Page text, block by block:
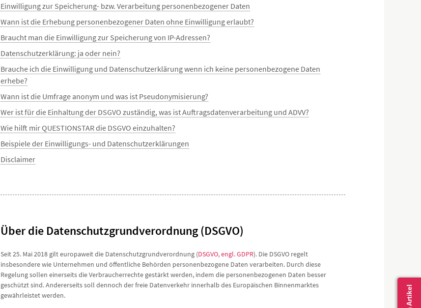
Einwilligung zur Speicherung- bzw. Verarbeitung personenbezogener Daten
Wann ist die Erhebung personenbezogener Daten ohne Einwilligung erlaubt?
Braucht man die Einwilligung zur Speicherung von IP-Adressen?
Datenschutzerklärung: ja oder nein?
Brauche ich die Einwilligung und Datenschutzerklärung wenn ich keine personenbezogene Daten
erhebe?
Wann ist die Umfrage anonym und was ist Pseudonymisierung?
Wer ist für die Einhaltung der DSGVO zuständig, was ist Auftragsdatenverarbeitung und ADVV?
Wie hilft mir QUESTIONSTAR die DSGVO einzuhalten?
Beispiele der Einwilligungs- und Datenschutzerklärungen
Disclaimer
Über die Datenschutzgrundverordnung (DSGVO)
Seit 25. Mai 2018 gilt europaweit die Datenschutzgrundverordnung (DSGVO, engl. GDPR). Die DSGVO regelt
insbesondere wie Unternehmen und öffentliche Behörden personenbezogene Daten verarbeiten. Durch diese
Regelung sollen einerseits die Verbraucherrechte gestärkt werden, indem die personenbezogenen Daten besser
geschützt sind. Andererseits soll dennoch der freie Datenverkehr innerhalb des Europäischen Binnenmarktes
gewährleistet werden.